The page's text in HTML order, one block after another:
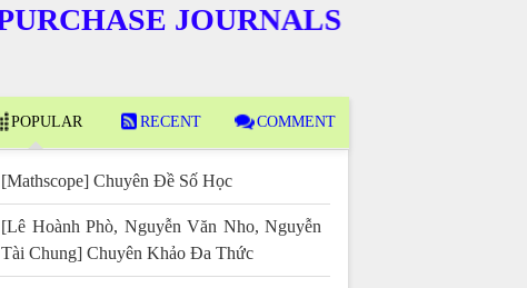
JOURNALS
POPULAR RECENT COMMENT
[Mathscope] Chuyên Đề Số Học
[Lê Hoành Phò, Nguyễn Văn Nho, Nguyễn
Tài Chung] Chuyên Khảo Đa Thức